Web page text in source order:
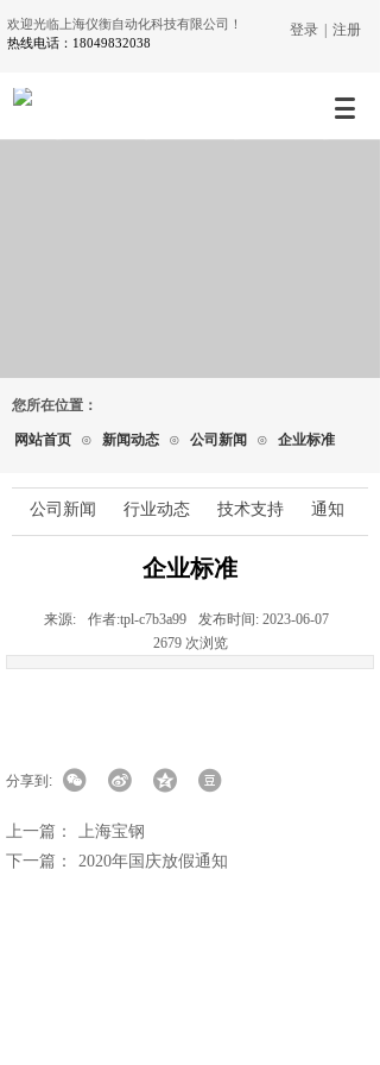
欢迎光临上海仪衡自动化科技有限公司！
热线电话：18049832038
登录 注册
网站首页 ⊙ 新闻动态 ⊙ 公司新闻 ⊙ 企业标准
您所在位置：
公司新闻 行业动态 技术支持 通知
企业标准
来源: 作者:tpl-c7b3a99 发布时间: 2023-06-07
2679 次浏览
分享到:
上一篇：
上海宝钢
下一篇：
2020年国庆放假通知